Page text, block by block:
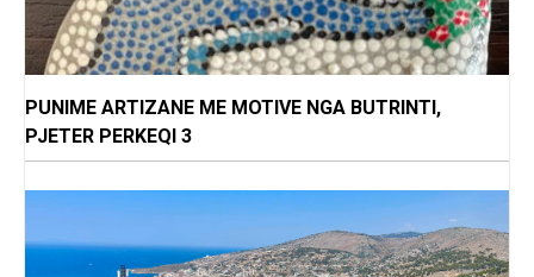
PUNIME ARTIZANE ME MOTIVE NGA BUTRINTI,
PJETER PERKEQI 3